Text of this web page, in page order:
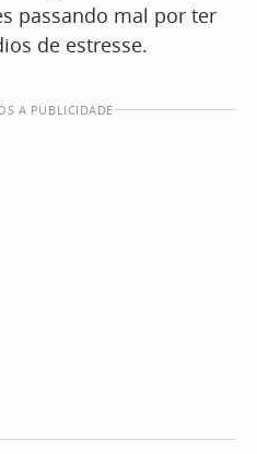
passando mal por ter
de estresse.
A PUBLICIDADE